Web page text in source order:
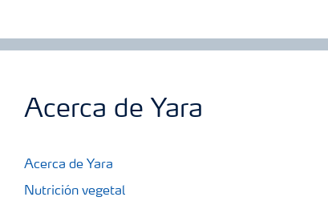
Acerca de Yara
Acerca de Yara
Nutrición vegetal